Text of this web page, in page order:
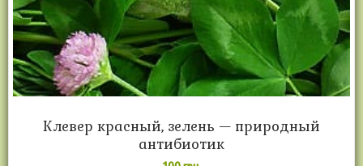
Клевер красный, зелень — природный
антибиотик